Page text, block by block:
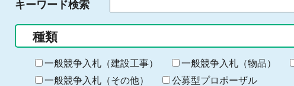
キーワード検索
る
キ
ー
種類
一般競争入札（建設工事） 一般競争入札（物品）
一般競争入札（その他）
公募型プロポーザル